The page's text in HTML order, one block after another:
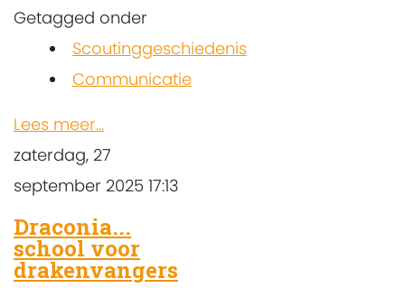
Getagged onder
Scoutinggeschiedenis
Communicatie
Lees meer...
zaterdag, 27
september 2025 17:13
Draconia...
school voor
drakenvangers